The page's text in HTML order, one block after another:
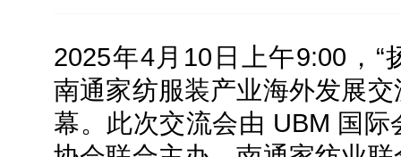
2025年4月10日上午9:00，
南通家纺服装产业海外发展
幕。此次交流会由 UBM 国